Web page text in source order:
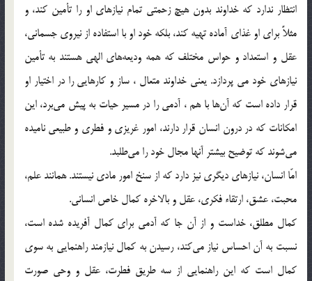
انتظار ندارد كه خداوند بدون هيچ زحمتي تمام نيازهاي او را تأمين كند، و
مثلاً براي او غذاي آماده تهيه كند، بلكه خود او با استفاده از نيروي جسماني،
‌عقل و استعداد و حواس مختلف كه همه وديعه‌هاي الهي هستند به تأمين
نيازهاي خود مي پردازد. يعني خداوند متعال ، ساز و كارهايي را در اختيار او
قرار داده است كه آن‌ها با هم ، آدمي را در مسير حيات به پيش مي‌برد، اين
امكانات كه در درون انسان قرار دارند، ‌امور غريزي و فطري و طبيعي ناميده
مي‌شوند كه توضيح بيشتر آنها مجال خود را مي‌طلبد.
امّا انسان، نيازهاي ديگري نيز دارد كه از سنخ امور مادي نيستند. همانند علم،
‌محبت، عشق، ارتقاء فكري، عقل و بالاخره كمال خاص انساني.
كمال مطلق، خداست و از آن جا كه آدمي براي كمال آفريده شده است،
‌نسبت به آن احساس نياز مي‌كند، رسيدن به كمال نيازمند راهنمايي به سوي
كمال است كه اين راهنمايي از سه طريق فطرت، عقل و وحي صورت